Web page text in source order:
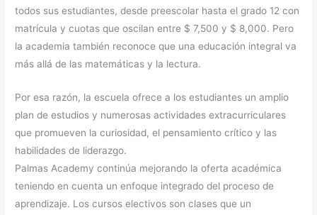
todos sus estudiantes, desde preescolar hasta el grado 12 con
matrícula y cuotas que oscilan entre $ 7,500 y $ 8,000. Pero
la academia también reconoce que una educación integral va
más allá de las matemáticas y la lectura.
Por esa razón, la escuela ofrece a los estudiantes un amplio
plan de estudios y numerosas actividades extracurriculares
que promueven la curiosidad, el pensamiento crítico y las
habilidades de liderazgo.
Palmas Academy continúa mejorando la oferta académica
teniendo en cuenta un enfoque integrado del proceso de
aprendizaje. Los cursos electivos son clases que un